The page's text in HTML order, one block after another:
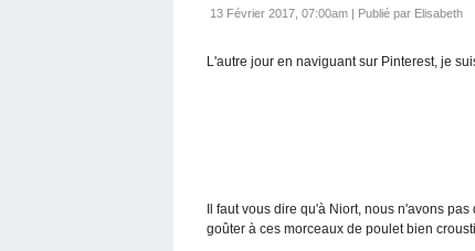
13 Février 2017, 07:00am | Publié par Elisabeth
L'autre jour en naviguant sur Pinterest, je
Il faut vous dire qu'à Niort, nous n'avons
goûter à ces morceaux de poulet bien